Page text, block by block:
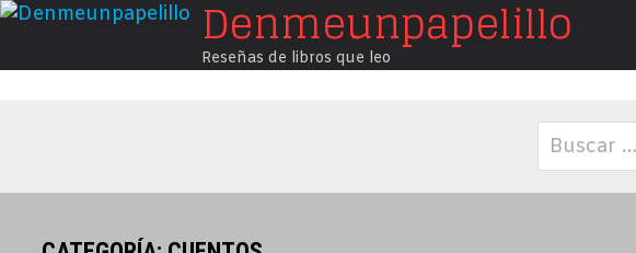
Saltar
contenido
Denmeunpapelillo
Reseñas de libros que leo
Buscar: